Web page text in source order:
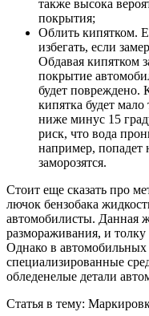
также высока
покрытия;
Облить кипятком.
избегать, если
Обдавая кипятком
покрытие
будет повреждено.
кипятка будет мало
ниже минус 15
риск, что вода
например, попадет
заморозятся.
Стоит еще сказать про
лючок бензобака
автомобилисты. Данная
размораживания, и
Однако в
специализированные
обледенелые детали
Статья в тему: